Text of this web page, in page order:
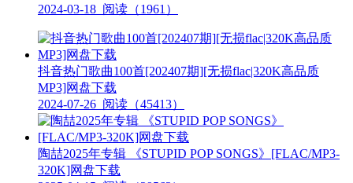
2024-03-18 阅读（1961）
抖音热门歌曲100首[202407期][无损flac|320K高品质
MP3]网盘下载
2024-07-26 阅读（45413）
陶喆2025年专辑 《STUPID POP SONGS》[FLAC/MP3-
320K]网盘下载